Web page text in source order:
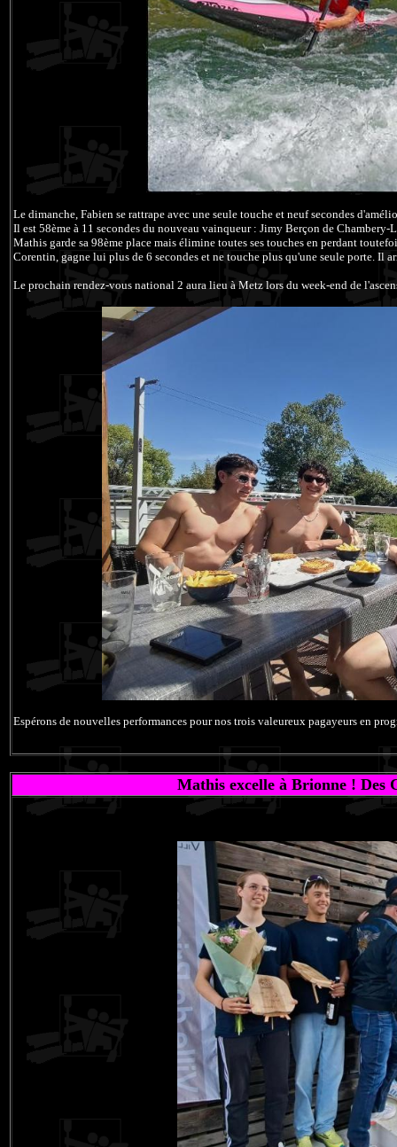
Le dimanche, Fabien se rattrape avec une seule touche et neuf secondes
Il est 58ème à 11 secondes du nouveau vainqueur : Jimy Berçon de Chambery-
Mathis garde sa 98ème place mais élimine toutes ses touches en perdant
Corentin, gagne lui plus de 6 secondes et ne touche plus qu'une seule porte. Il
Le prochain rendez-vous national 2 aura lieu à Metz lors du week-end de
Espérons de nouvelles performances pour nos trois valeureux pagayeurs en
Mathis excelle à Brionne ! Des